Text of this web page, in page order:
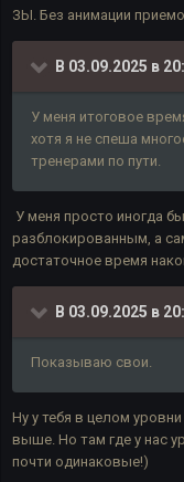
ЗЫ. Без анимации
В 03.09.2025 в
У меня итоговое
хотя я не спеша
тренерами по пути.
У меня просто иногда
разблокированным, а
достаточное время
В 03.09.2025 в
Показываю свои.
Ну у тебя в целом
выше. Но там где у нас
почти одинаковые!)